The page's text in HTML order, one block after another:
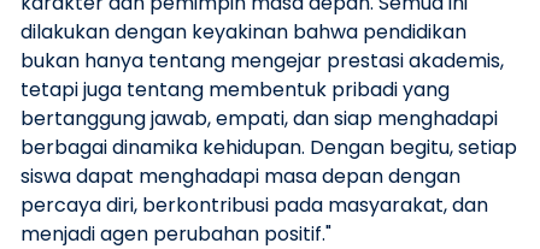
dilakukan dengan keyakinan bahwa pendidikan
bukan hanya tentang mengejar prestasi akademis,
tetapi juga tentang membentuk pribadi yang
bertanggung jawab, empati, dan siap menghadapi
berbagai dinamika kehidupan. Dengan begitu, setiap
siswa dapat menghadapi masa depan dengan
percaya diri, berkontribusi pada masyarakat, dan
menjadi agen perubahan positif."